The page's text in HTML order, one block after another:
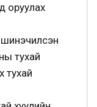
оруулах
шинэчилсэн
тухай
тухай